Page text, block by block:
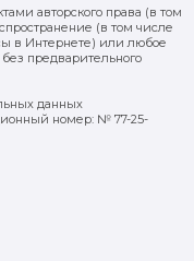
авторского права (в том
(в том числе
в Интернете) или любое
предварительного
данных
номер: № 77-25-